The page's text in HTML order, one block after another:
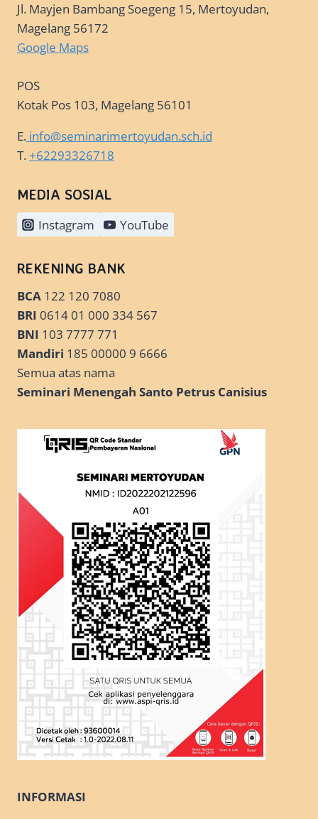
Jl. Mayjen Bambang Soegeng 15, Mertoyudan,
Magelang 56172
Google Maps
POS
Kotak Pos 103, Magelang 56101
E. info@seminarimertoyudan.sch.id
T.+62293326718
MEDIA SOSIAL
Instagram YouTube
REKENING BANK
BCA 122 120 7080
BRI 0614 01 000 334 567
BNI 103 7777 771
Mandiri 185 00000 9 6666
Semua atas nama
Seminari Menengah Santo Petrus Canisius
INFORMASI